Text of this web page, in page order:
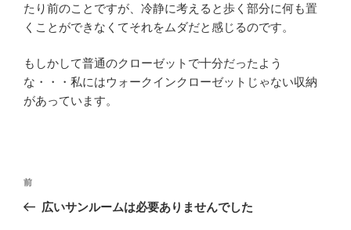
たり前のことですが、冷静に考えると歩く部分に何も置
くことができなくてそれをムダだと感じるのです。
もしかして普通のクローゼットで十分だったよう
な・・・私にはウォークインクローゼットじゃない収納
があっています。
投
過
去
前
広いサンルームは必要ありませんでした